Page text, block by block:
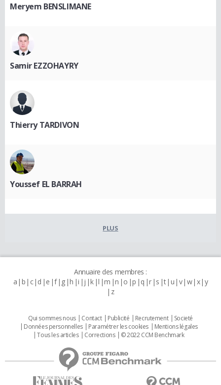
Meryem BENSLIMANE
Samir EZZOHAYRY
Thierry TARDIVON
Youssef EL BARRAH
PLUS
Annuaire des membres :
a b c d e f g h i j k l m n o p q r s t u v w x y
z
Qui sommes nous Contact Publicité Recrutement
Societé
Données personnelles
Paramétrer les cookies
Mentions légales
Tous les articles
Corrections © 2022 CCM Benchmark